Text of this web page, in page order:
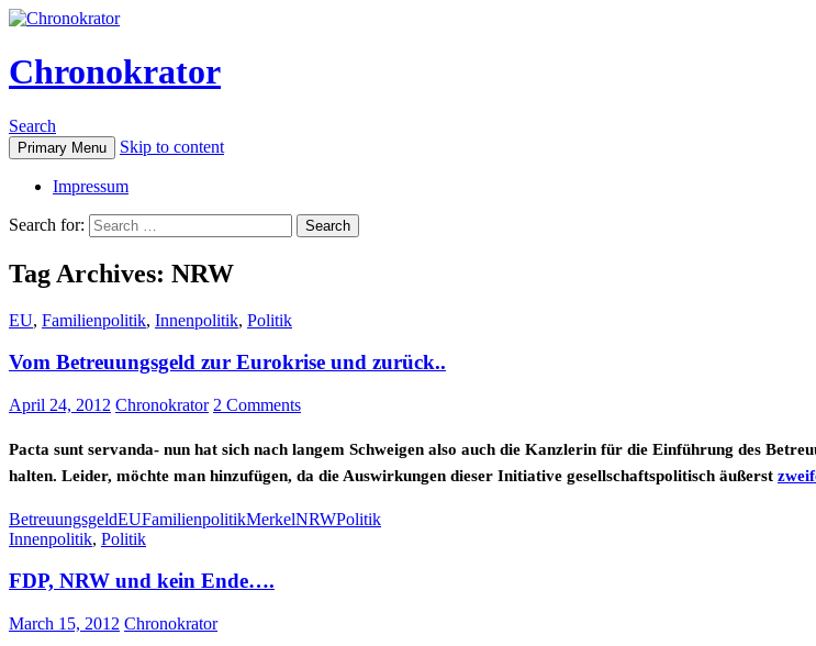
Chronokrator
Search
Primary Menu Skip to content
Impressum
Search for:
Tag Archives: NRW
EU, Familienpolitik, Innenpolitik, Politik
Vom Betreuungsgeld zur Eurokrise und zurück..
April 24, 2012 Chronokrator 2 Comments
Pacta sunt servanda- nun hat sich nach langem Schweigen also auch die Kanzlerin für die Einführung des
halten. Leider, möchte man hinzufügen, da die Auswirkungen dieser Initiative gesellschaftspolitisch äußerst
BetreuungsgeldEUFamilienpolitikMerkelNRWPolitik
Innenpolitik, Politik
FDP, NRW und kein Ende….
March 15, 2012 Chronokrator